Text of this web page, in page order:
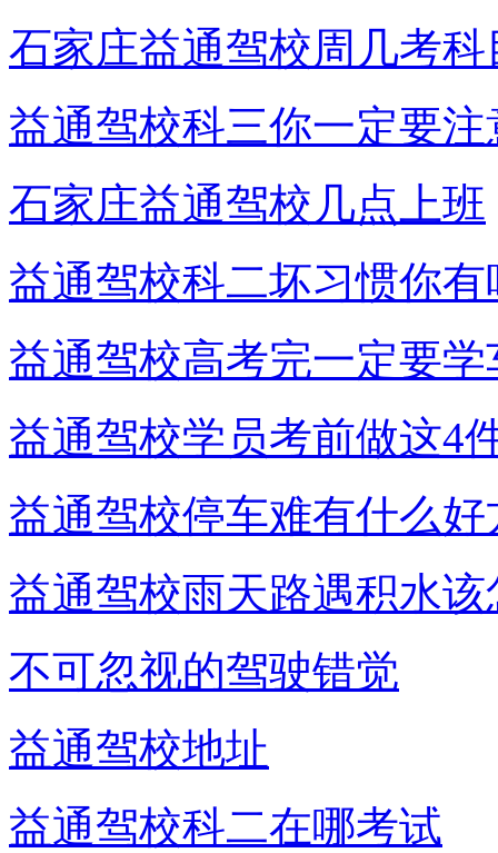
石家庄益通驾校周几考科
益通驾校科三你一定要注
石家庄益通驾校几点上班
益通驾校科二坏习惯你有
益通驾校高考完一定要学
益通驾校学员考前做这4
益通驾校停车难有什么
益通驾校雨天路遇积水
不可忽视的驾驶错觉
益通驾校地址
益通驾校科二在哪考试